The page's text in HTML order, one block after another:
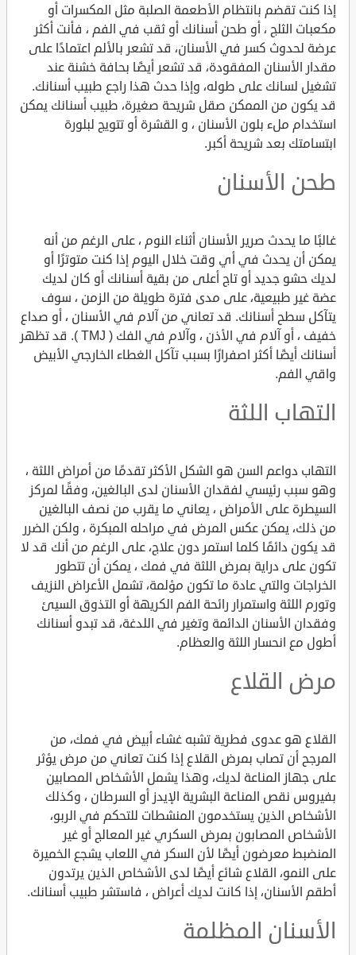
إذا كنت تقضم بانتظام الأطعمة الصلبة مثل المكسرات أو
مكعبات الثلج ، أو طحن أسنانك أو ثقب في الفم ، فأنت أكثر
عرضة لحدوث كسر في الأسنان، قد تشعر بالألم اعتمادًا على
مقدار الأسنان المفقودة، قد تشعر أيضًا بحافة خشنة عند
تشغيل لسانك على طوله، وإذا حدث هذا راجع طبيب أسنانك.
قد يكون من الممكن صقل شريحة صغيرة، طبيب أسنانك يمكن
استخدام ملء بلون الأسنان ، و القشرة أو تتويج لبلورة
ابتسامتك بعد شريحة أكبر.
طحن الأسنان
غالبًا ما يحدث صرير الأسنان أثناء النوم ، على الرغم من أنه
يمكن أن يحدث في أي وقت خلال اليوم إذا كنت متوترًا أو
لديك حشو جديد أو تاج أعلى من بقية أسنانك أو كان لديك
عضة غير طبيعية، على مدى فترة طويلة من الزمن ، سوف
يتآكل سطح أسنانك. قد تعاني من آلام في الأسنان ، أو صداع
خفيف ، أو آلام في الأذن ، وآلام في الفك ( TMJ ). قد تظهر
أسنانك أيضًا أكثر اصفرارًا بسبب تآكل الغطاء الخارجي الأبيض
واقي الفم.
التهاب اللثة
التهاب دواعم السن هو الشكل الأكثر تقدمًا من أمراض اللثة ،
وهو سبب رئيسي لفقدان الأسنان لدى البالغين، وفقًا لمركز
السيطرة على الأمراض ، يعاني ما يقرب من نصف البالغين
من ذلك، يمكن عكس المرض في مراحله المبكرة ، ولكن الضرر
قد يكون دائمًا كلما استمر دون علاج، على الرغم من أنك قد لا
تكون على دراية بمرض اللثة في فمك ، يمكن أن تتطور
الخراجات والتي عادة ما تكون مؤلمة، تشمل الأعراض النزيف
وتورم اللثة واستمرار رائحة الفم الكريهة أو التذوق السيئ
وفقدان الأسنان الدائمة وتغير في اللدغة، قد تبدو أسنانك
أطول مع انحسار اللثة والعظام.
مرض القلاع
القلاع هو عدوى فطرية تشبه غشاء أبيض في فمك، من
المرجح أن تصاب بمرض القلاع إذا كنت تعاني من مرض يؤثر
على جهاز المناعة لديك، وهذا يشمل الأشخاص المصابين
بفيروس نقص المناعة البشرية الإيدز أو السرطان ، وكذلك
الأشخاص الذين يستخدمون المنشطات للتحكم في الربو،
الأشخاص المصابون بمرض السكري غير المعالج أو غير
المنضبط معرضون أيضًا لأن السكر في اللعاب يشجع الخميرة
على النمو، القلاع شائع أيضًا لدى الأشخاص الذين يرتدون
أطقم الأسنان، إذا كانت لديك أعراض ، فاستشر طبيب أسنانك.
الأسنان المظلمة